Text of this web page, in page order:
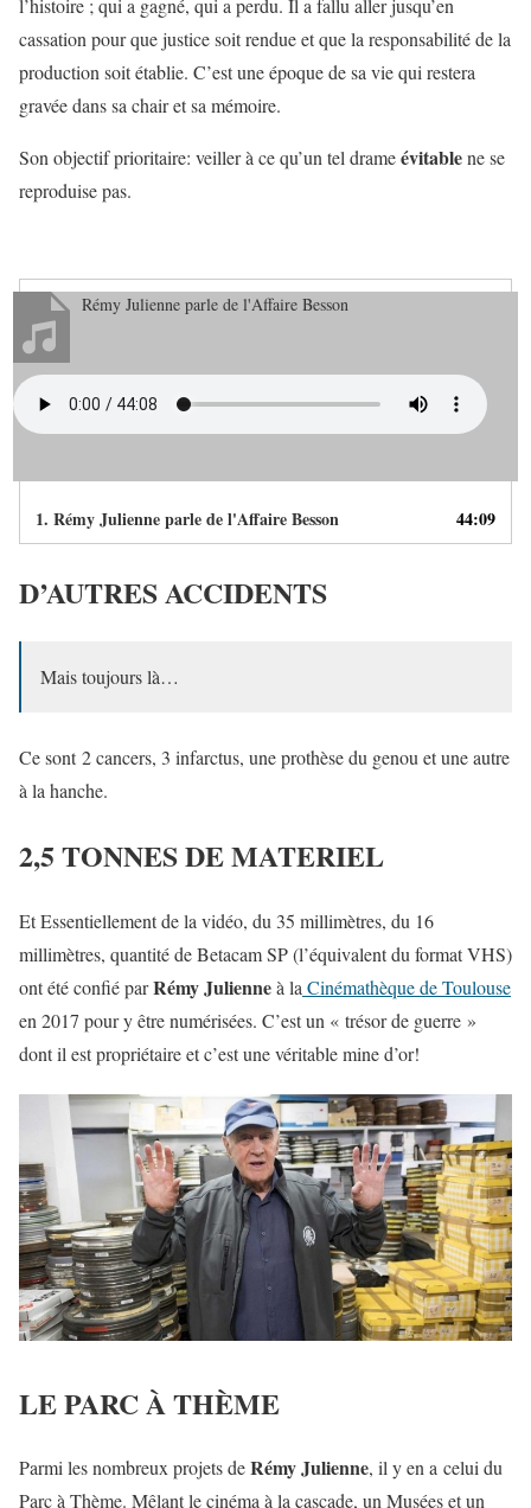
l’histoire ; qui a gagné, qui a perdu. Il a fallu aller jusqu’en
cassation pour que justice soit rendue et que la responsabilité de la
production soit établie. C’est une époque de sa vie qui restera
gravée dans sa chair et sa mémoire.
Son objectif prioritaire: veiller à ce qu’un tel drameévitablene se
reproduise pas.
Rémy Julienne parle de l'Affaire Besson
1. Rémy Julienne parle de l'Affaire Besson 44:09
D’AUTRES ACCIDENTS
Mais toujours là…
Ce sont 2 cancers, 3 infarctus, une prothèse du genou et une autre
à la hanche.
2,5 TONNES DE MATERIEL
Et Essentiellement de la vidéo, du 35 millimètres, du 16
millimètres, quantité de Betacam SP (l’équivalent du format VHS)
ont été confié parRémy Julienneà la Cinémathèque de Toulouse
en 2017 pour y être numérisées. C’est un « trésor de guerre »
dont il est propriétaire et c’est une véritable mine d’or!
LE PARC À THÈME
Parmi les nombreux projets deRémy Julienne, il y en a celui du
Parc à Thème. Mêlant le cinéma à la cascade, un Musées et un